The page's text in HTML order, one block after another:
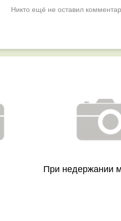
Никто ещё не оставил
При недержании